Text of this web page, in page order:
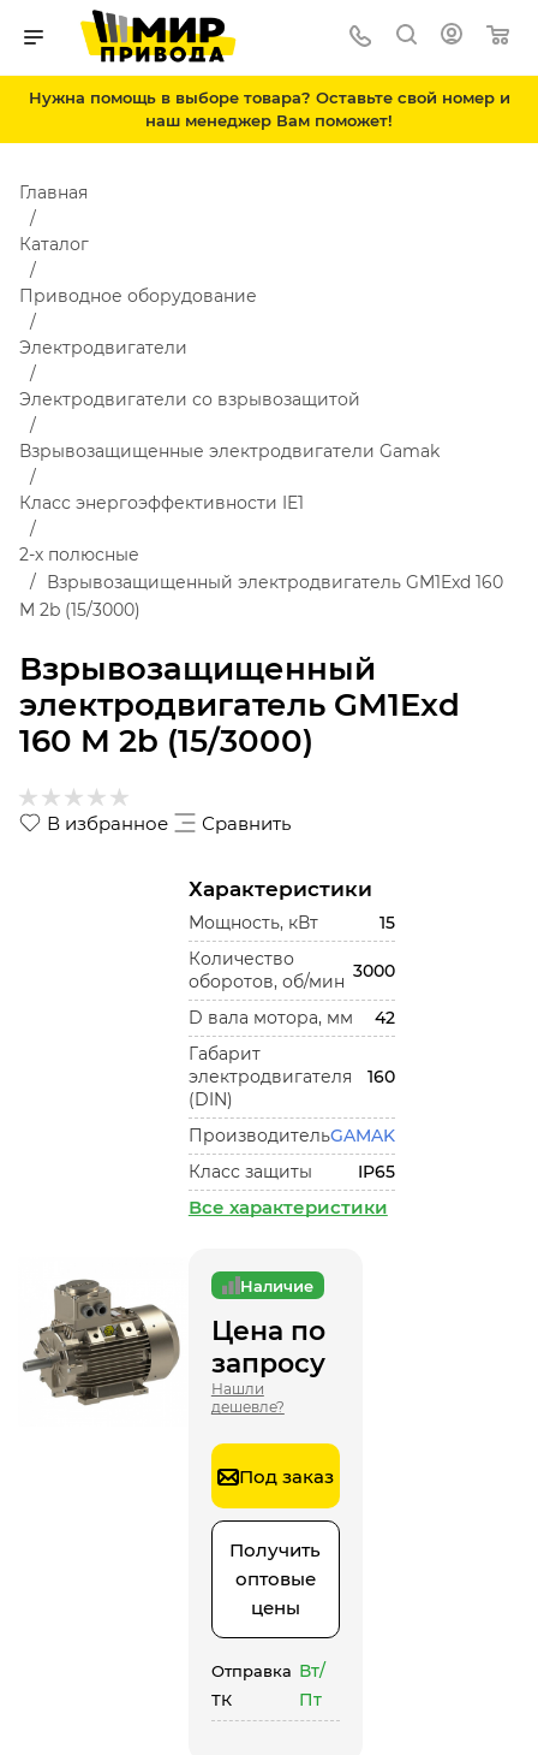
Нужна помощь в выборе товара? Оставьте свой номер и
наш менеджер Вам поможет!
Взрывозащищенный
электродвигатель GM1Exd
160 M 2b (15/3000)
Главная
Каталог
Приводное оборудование
Электродвигатели
Электродвигатели со взрывозащитой
Взрывозащищенные электродвигатели Gamak
Класс энергоэффективности IE1
2-х полюсные
Взрывозащищенный электродвигатель GM1Exd 160
M 2b (15/3000)
В избранное Сравнить
Характеристики
Мощность, кВт
15
Количество
оборотов, об/мин
3000
D вала мотора, мм
42
Габарит
электродвигателя
(DIN)
160
ПроизводительGAMAK
Класс защиты
IP65
Все характеристики
Наличие
Цена по
запросу
Нашли
дешевле?
Под заказ
Получить
оптовые
цены
Отправка
ТК
Вт/
Пт